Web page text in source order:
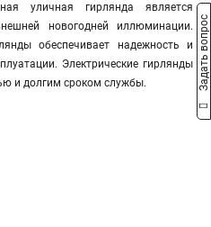
уличная гирлянда является
новогодней иллюминации.
обеспечивает надежность и
Электрические гирлянды
и долгим сроком службы.
Задать вопрос